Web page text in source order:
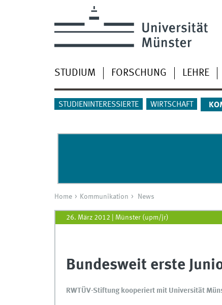
STUDIUM FORSCHUNG LEHRE
STUDIENINTERESSIERTE WIRTSCHAFT
Home Kommunikation News
26. März 2012 Münster (upm/jr)
Bundesweit erste
RWTÜV-Stiftung kooperiert mit Universität